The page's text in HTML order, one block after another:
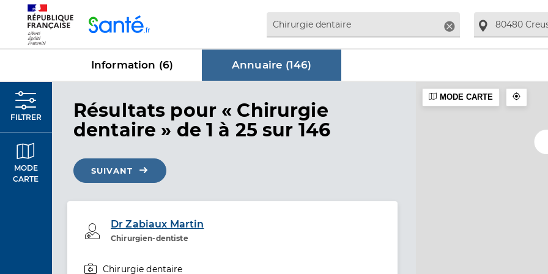
Supprimer
Information (6) Annuaire (146)
FILTRER
MODE
CARTE
Résultats dans Annuaire
pour « Chirurgie
dentaire » de 1 à 25 sur 146
SUIVANT
Dr Zabiaux Martin
Chirurgien-dentiste
Professionel de santé
Chirurgie dentaire
MODE CARTE
Panneau de gestion des cookies